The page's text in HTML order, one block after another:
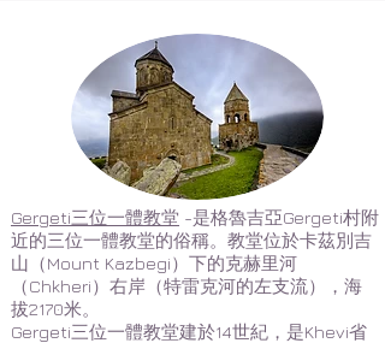
Gergeti三位一體教堂 -是格魯吉亞Gergeti村附
近的三位一體教堂的俗稱。教堂位於卡茲別吉
山（Mount Kazbegi）下的克赫里河
（Chkheri）右岸（特雷克河的左支流），海
拔2170米。
Gergeti三位一體教堂建於14世紀，是Khevi省